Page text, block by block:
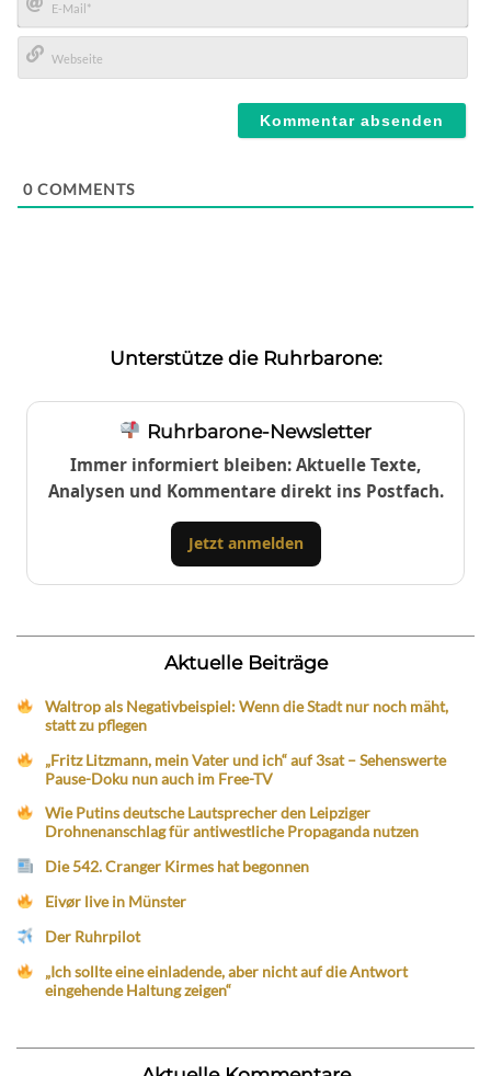
E-
Mail*
0 COMMENTS
Unterstütze die Ruhrbarone:
Ruhrbarone-Newsletter
Immer informiert bleiben: Aktuelle Texte,
Analysen und Kommentare direkt ins Postfach.
Jetzt anmelden
Aktuelle Beiträge
Waltrop als Negativbeispiel: Wenn die Stadt nur noch mäht,
statt zu pflegen
„Fritz Litzmann, mein Vater und ich“ auf 3sat – Sehenswerte
Pause-Doku nun auch im Free-TV
Wie Putins deutsche Lautsprecher den Leipziger
Drohnenanschlag für antiwestliche Propaganda nutzen
Die 542. Cranger Kirmes hat begonnen
Eivør live in Münster
Der Ruhrpilot
„Ich sollte eine einladende, aber nicht auf die Antwort
eingehende Haltung zeigen“